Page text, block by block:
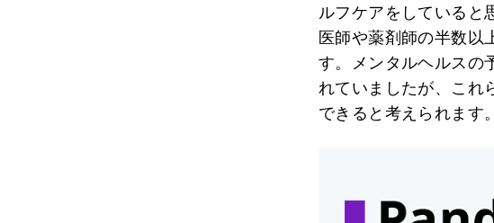
ルフケアをしていると
医師や薬剤師の半数以
す。メンタルヘルスの
れていましたが、これ
できると考えられます。